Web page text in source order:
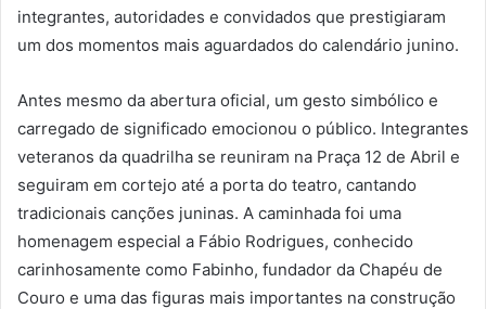
integrantes, autoridades e convidados que prestigiaram
um dos momentos mais aguardados do calendário junino.
Antes mesmo da abertura oficial, um gesto simbólico e
carregado de significado emocionou o público. Integrantes
veteranos da quadrilha se reuniram na Praça 12 de Abril e
seguiram em cortejo até a porta do teatro, cantando
tradicionais canções juninas. A caminhada foi uma
homenagem especial a Fábio Rodrigues, conhecido
carinhosamente como Fabinho, fundador da Chapéu de
Couro e uma das figuras mais importantes na construção